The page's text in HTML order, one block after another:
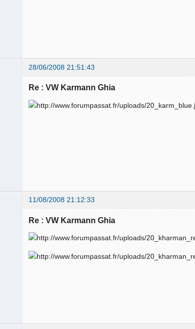
28/06/2008 21:51:43
Re : VW Karmann Ghia
11/08/2008 21:12:33
Re : VW Karmann Ghia